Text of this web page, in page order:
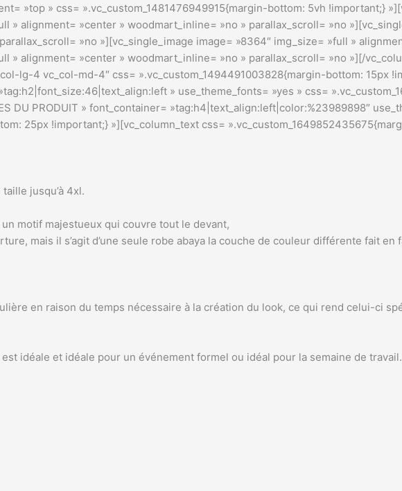
»top » css= ».vc_custom_1481476949915{margin-bottom: 5vh !important;}
» alignment= »center » woodmart_inline= »no » parallax_scroll= »no
»no »][vc_single_image image= »8364″ img_size= »full »
» alignment= »center » woodmart_inline= »no » parallax_scroll= »no »][/
lg-4 vc_col-md-4″ css= ».vc_custom_1494491003828{margin-bottom: 15px
» use_theme_fonts= »yes » css=
DU PRODUIT » font_container= »tag:h4|text_align:left|color:%23989898″
25px !important;} »][vc_column_text css=
jusqu’à 4xl.
motif majestueux qui couvre tout le devant,
mais il s’agit d’une seule robe abaya la couche de couleur différente fait
en raison du temps nécessaire à la création du look, ce qui rend celui-ci
idéale et idéale pour un événement formel ou idéal pour la semaine de travail.